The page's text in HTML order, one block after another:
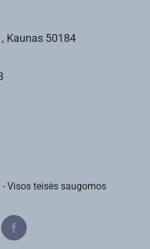
Kaunas 50184
- Visos teisės saugomos
Facebook